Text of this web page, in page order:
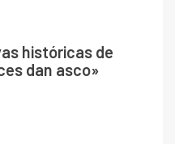
históricas de
dan asco»